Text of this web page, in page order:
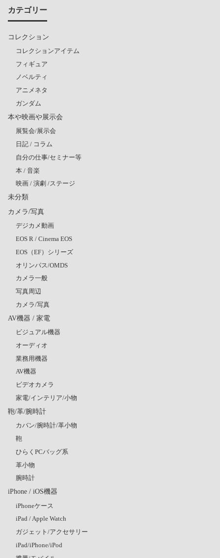
カテゴリー
コレクション
コレクションアイテム
フィギュア
ノベルティ
アニメネタ
ガンダム
本や映画や展示会
展覧会/展示会
日記 / コラム
自分の仕事/セミナー等
本 / 音楽
映画 / 演劇 /ステージ
未分類
カメラ/写真
デジカメ動画
EOS R / Cinema EOS
EOS（EF）シリーズ
オリンパス/OMDS
カメラ一般
写真周辺
カメラ/写真
AV機器 / 家電
ビジュアル機器
オーディオ
業務用機器
AV機器
ビデオカメラ
家電/インテリア/小物
鞄/革/腕時計
カバン/腕時計/革小物
鞄
ひらくPCバッグ系
革小物
腕時計
iPhone / iOS機器
iPhoneケース
iPad / Apple Watch
ガジェット/アクセサリー
iPad/iPhone/iPod